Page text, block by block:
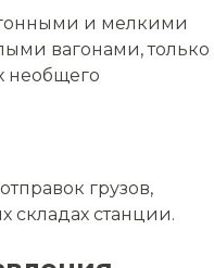
и мелкими
вагонами, только
необщего
грузов,
складах станции.